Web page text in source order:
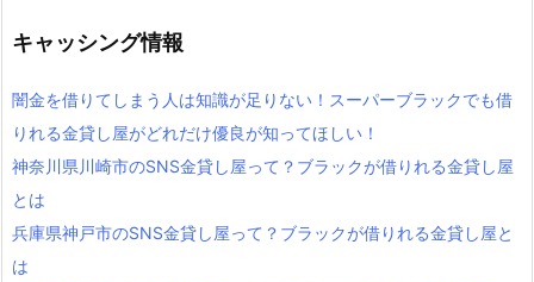
キャッシング情報
闇金を借りてしまう人は知識が足りない！スーパーブラックでも借
りれる金貸し屋がどれだけ優良が知ってほしい！
神奈川県川崎市のSNS金貸し屋って？ブラックが借りれる金貸し屋
とは
兵庫県神戸市のSNS金貸し屋って？ブラックが借りれる金貸し屋と
は